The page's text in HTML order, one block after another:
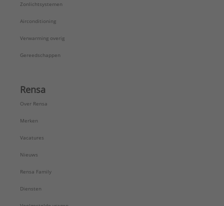
Zonlichtsystemen
Airconditioning
Verwarming overig
Gereedschappen
Rensa
Over Rensa
Merken
Vacatures
Nieuws
Rensa Family
Diensten